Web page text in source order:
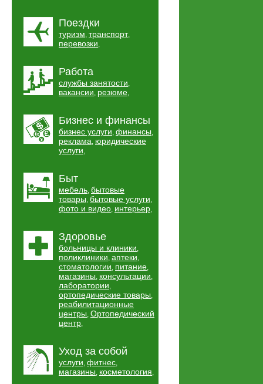
Поездки
туризм, транспорт,
перевозки,
Работа
службы занятости,
вакансии, резюме,
Бизнес и финансы
бизнес услуги, финансы,
реклама, юридические
услуги,
Быт
мебель, бытовые
товары, бытовые услуги,
фото и видео, интерьер,
Здоровье
больницы и клиники,
поликлиники, аптеки,
стоматологии, питание,
магазины, консультации,
лаборатории,
ортопедические товары,
реабилитационные
центры, Ортопедический
центр,
Уход за собой
услуги, фитнес,
магазины, косметология,